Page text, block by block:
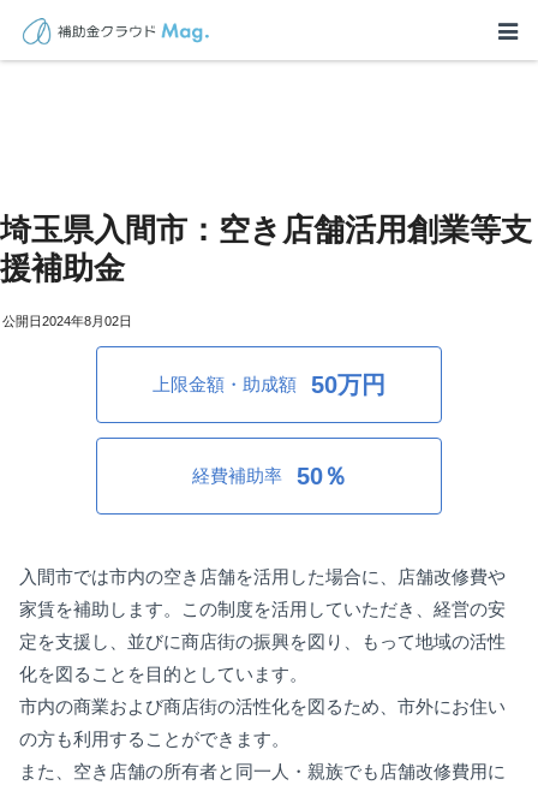
埼玉県入間市：空き店舗活用創業等支
援補助金
2024年8月02日
上限金額・助成額 50万円
経費補助率 50％
入間市では市内の空き店舗を活用した場合に、店舗改修費や
家賃を補助します。この制度を活用していただき、経営の安
定を支援し、並びに商店街の振興を図り、もって地域の活性
化を図ることを目的としています。
市内の商業および商店街の活性化を図るため、市外にお住い
の方も利用することができます。
また、空き店舗の所有者と同一人・親族でも店舗改修費用に